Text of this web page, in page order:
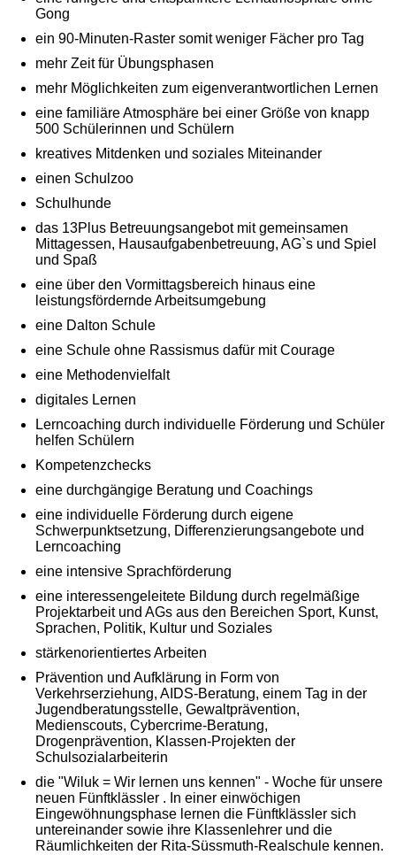
Gong
ein 90-Minuten-Raster somit weniger Fächer pro Tag
mehr Zeit für Übungsphasen
mehr Möglichkeiten zum eigenverantwortlichen Lernen
eine familiäre Atmosphäre bei einer Größe von knapp
500 Schülerinnen und Schülern
kreatives Mitdenken und soziales Miteinander
einen Schulzoo
Schulhunde
das 13Plus Betreuungsangebot mit gemeinsamen
Mittagessen, Hausaufgabenbetreuung, AG`s und Spiel
und Spaß
eine über den Vormittagsbereich hinaus eine
leistungsfördernde Arbeitsumgebung
eine Dalton Schule
eine Schule ohne Rassismus dafür mit Courage
eine Methodenvielfalt
digitales Lernen
Lerncoaching durch individuelle Förderung und Schüler
helfen Schülern
Kompetenzchecks
eine durchgängige Beratung und Coachings
eine individuelle Förderung durch eigene
Schwerpunktsetzung, Differenzierungsangebote und
Lerncoaching
eine intensive Sprachförderung
eine interessengeleitete Bildung durch regelmäßige
Projektarbeit und AGs aus den Bereichen Sport, Kunst,
Sprachen, Politik, Kultur und Soziales
stärkenorientiertes Arbeiten
Prävention und Aufklärung in Form von
Verkehrserziehung, AIDS-Beratung, einem Tag in der
Jugendberatungsstelle, Gewaltprävention,
Medienscouts, Cybercrime-Beratung,
Drogenprävention, Klassen-Projekten der
Schulsozialarbeiterin
die "Wiluk = Wir lernen uns kennen" - Woche für unsere
neuen Fünftklässler . In einer einwöchigen
Eingewöhnungsphase lernen die Fünftklässler sich
untereinander sowie ihre Klassenlehrer und die
Räumlichkeiten der Rita-Süssmuth-Realschule kennen.